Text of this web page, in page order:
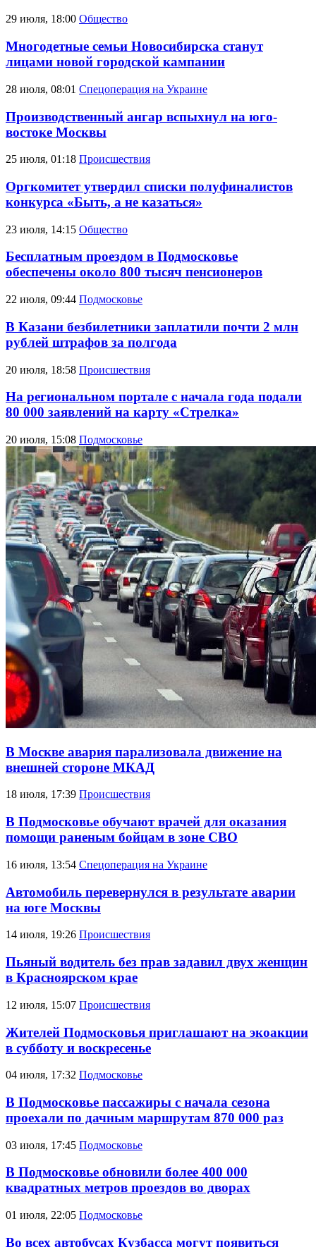
29 июля, 18:00 Общество
Многодетные семьи Новосибирска станут
лицами новой городской кампании
28 июля, 08:01 Спецоперация на Украине
Производственный ангар вспыхнул на юго-
востоке Москвы
25 июля, 01:18 Происшествия
Оргкомитет утвердил списки полуфиналистов
конкурса «Быть, а не казаться»
23 июля, 14:15 Общество
Бесплатным проездом в Подмосковье
обеспечены около 800 тысяч пенсионеров
22 июля, 09:44 Подмосковье
В Казани безбилетники заплатили почти 2 млн
рублей штрафов за полгода
20 июля, 18:58 Происшествия
На региональном портале с начала года подали
80 000 заявлений на карту «Стрелка»
20 июля, 15:08 Подмосковье
В Москве авария парализовала движение на
внешней стороне МКАД
18 июля, 17:39 Происшествия
В Подмосковье обучают врачей для оказания
помощи раненым бойцам в зоне СВО
16 июля, 13:54 Спецоперация на Украине
Автомобиль перевернулся в результате аварии
на юге Москвы
14 июля, 19:26 Происшествия
Пьяный водитель без прав задавил двух женщин
в Красноярском крае
12 июля, 15:07 Происшествия
Жителей Подмосковья приглашают на экоакции
в субботу и воскресенье
04 июля, 17:32 Подмосковье
В Подмосковье пассажиры с начала сезона
проехали по дачным маршрутам 870 000 раз
03 июля, 17:45 Подмосковье
В Подмосковье обновили более 400 000
квадратных метров проездов во дворах
01 июля, 22:05 Подмосковье
Во всех автобусах Кузбасса могут появиться